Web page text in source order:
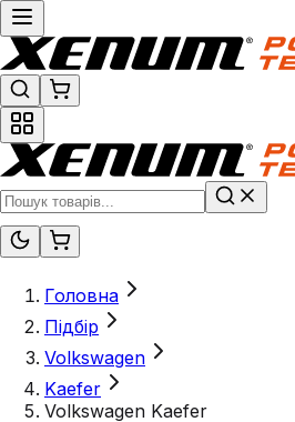
Головна
Підбір
Volkswagen
Kaefer
Volkswagen Kaefer